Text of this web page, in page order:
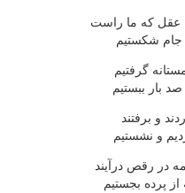
عقل كه ما راست
جام شكستیم
گرفتیم
بار ببستیم
و برفتند
و نشستیم
در رقص درآیند
پرده بجستیم